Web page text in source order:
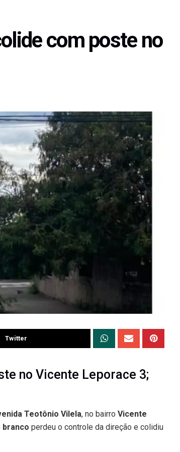
com poste no
Twitter
no Vicente Leporace 3;
Teotônio Vilela, no bairro Vicente
branco perdeu o controle da direção e colidiu